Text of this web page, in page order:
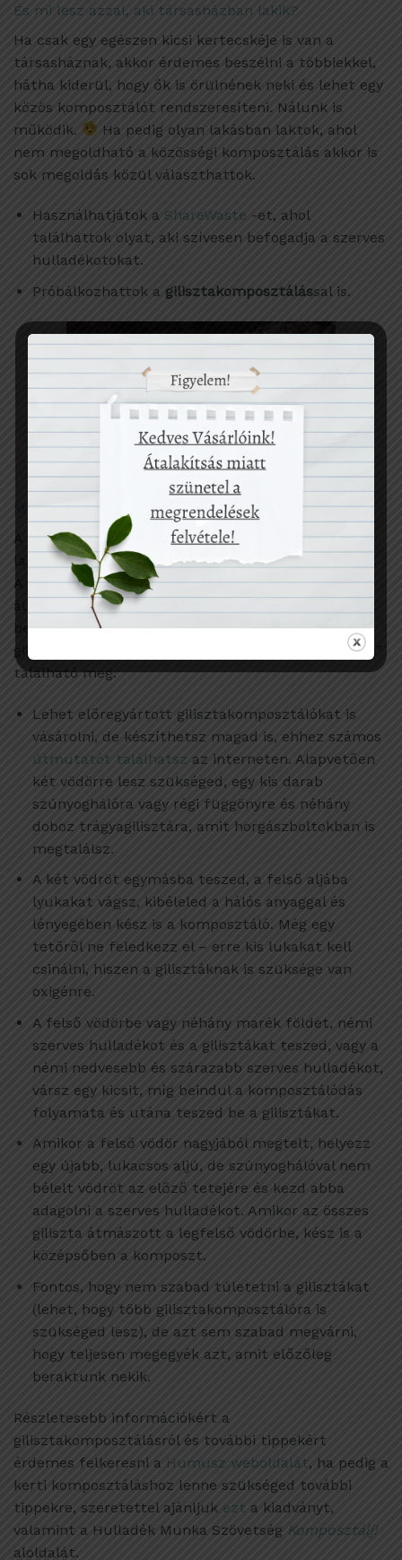
És mi lesz azzal, aki társasházban lakik?
Ha csak egy egészen kicsi kertecskéje is van a
társasháznak, akkor érdemes beszélni a többiekkel,
hátha kiderül, hogy ők is örülnének neki és lehet egy
közös komposztálót rendszeresíteni. Nálunk is
működik.
Ha pedig olyan lakásban laktok, ahol
nem megoldható a közösségi komposztálás akkor is
sok megoldás közül választhattok.
Használhatjátok a ShareWaste -et, ahol
találhattok olyat, aki szívesen befogadja a szerves
hulladékotokat.
Próbálkozhattok a gilisztakomposztálással is.
Mi az a gilisztakomposzt és hogy csináld?
A gilisztakomposzt a komposztkészítésnek egy
lakásokban is biztonsággal alkalmazható módszere.
A gilisztakomposzt két egymásba helyett vödörből
áll, ahol a felsőben laknak a giliszták, ide helyezzük
be a szerves konyhai hulladékot, az alsóban pedig a
giliszták által termelt komposzt, az ún. “gilisztatea”
található meg.
Lehet előregyártott gilisztakomposztálókat is
vásárolni, de készíthetsz magad is, ehhez számos
útmutatót találhatsz az interneten. Alapvetően
két vödörre lesz szükséged, egy kis darab
szúnyoghálóra vagy régi függönyre és néhány
doboz trágyagilisztára, amit horgászboltokban is
megtalálsz.
A két vödröt egymásba teszed, a felső aljába
lyukakat vágsz, kibéleled a hálós anyaggal és
lényegében kész is a komposztáló. Még egy
tetőről ne feledkezz el – erre kis lukakat kell
csinálni, hiszen a gilisztáknak is szüksége van
oxigénre.
A felső vödörbe vagy néhány marék földet, némi
szerves hulladékot és a gilisztákat teszed, vagy a
némi nedvesebb és szárazabb szerves hulladékot,
vársz egy kicsit, míg beindul a komposztálódás
folyamata és utána teszed be a gilisztákat.
Amikor a felső vödör nagyjából megtelt, helyezz
egy újabb, lukacsos aljú, de szúnyoghálóval nem
bélelt vödröt az előző tetejére és kezd abba
adagolni a szerves hulladékot. Amikor az összes
giliszta átmászott a legfelső vödörbe, kész is a
középsőben a komposzt.
Fontos, hogy nem szabad túletetni a gilisztákat
(lehet, hogy több gilisztakomposztálóra is
szükséged lesz), de azt sem szabad megvárni,
hogy teljesen megegyék azt, amit előzőleg
beraktunk nekik.
Részletesebb információkért a
gilisztakomposztálásról és további tippekért
érdemes felkeresni a Humusz weboldalát, ha pedig a
kerti komposztáláshoz lenne szükséged további
tippekre, szeretettel ajánljuk ezt a kiadványt,
valamint a Hulladék Munka Szövetség Komposztálj!
aloldalát.